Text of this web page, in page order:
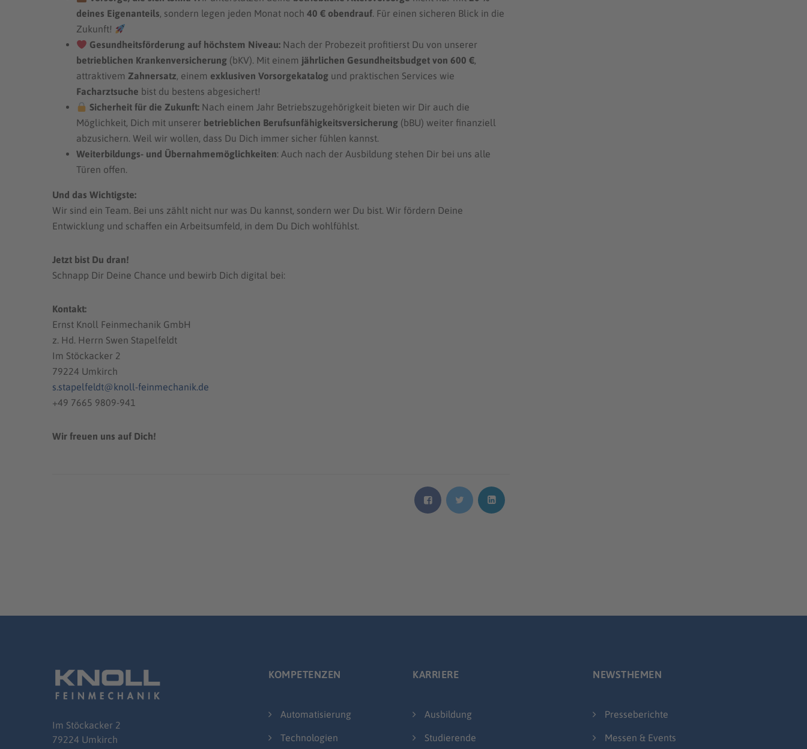
deines Eigenanteils, sondern legen jeden Monat noch 40 € obendrauf. Für einen sicheren Blick in die
Zukunft!
Gesundheitsförderung auf höchstem Niveau: Nach der Probezeit profitierst Du von unserer
betrieblichen Krankenversicherung (bKV). Mit einem jährlichen Gesundheitsbudget von 600 €,
attraktivem Zahnersatz, einem exklusiven Vorsorgekatalog und praktischen Services wie
Facharztsuche bist du bestens abgesichert!
Sicherheit für die Zukunft: Nach einem Jahr Betriebszugehörigkeit bieten wir Dir auch die
Möglichkeit, Dich mit unserer betrieblichen Berufsunfähigkeitsversicherung (bBU) weiter finanziell
abzusichern. Weil wir wollen, dass Du Dich immer sicher fühlen kannst.
Weiterbildungs- und Übernahmemöglichkeiten: Auch nach der Ausbildung stehen Dir bei uns alle
Türen offen.
Und das Wichtigste:
Wir sind ein Team. Bei uns zählt nicht nur was Du kannst, sondern wer Du bist. Wir fördern Deine
Entwicklung und schaffen ein Arbeitsumfeld, in dem Du Dich wohlfühlst.
Jetzt bist Du dran!
Schnapp Dir Deine Chance und bewirb Dich digital bei:
Kontakt:
Ernst Knoll Feinmechanik GmbH
z. Hd. Herrn Swen Stapelfeldt
Im Stöckacker 2
79224 Umkirch
s.stapelfeldt@knoll-feinmechanik.de
+49 7665 9809-941
Wir freuen uns auf Dich!
Im Stöckacker 2
79224 Umkirch
KOMPETENZEN
Automatisierung
Technologien
KARRIERE
Ausbildung
Studierende
NEWSTHEMEN
Presseberichte
Messen & Events